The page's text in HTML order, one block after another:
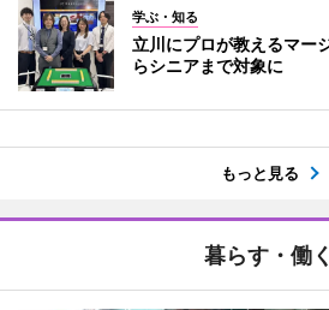
学ぶ・知る
立川にプロが教えるマ
らシニアまで対象に
もっと見る
暮らす・働く